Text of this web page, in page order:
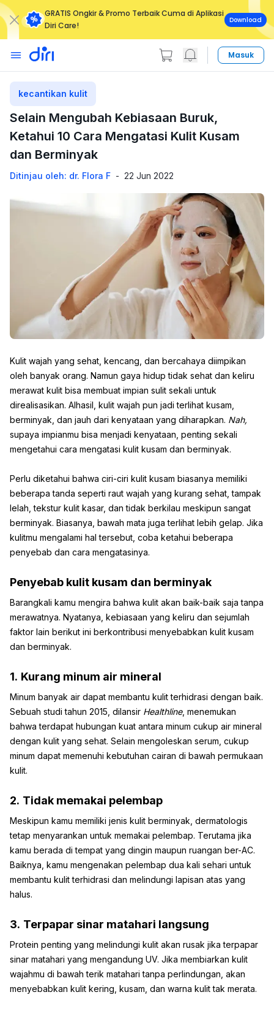
GRATIS Ongkir & Promo Terbaik Cuma di Aplikasi
Diri Care!
Download
Masuk
kecantikan kulit
Selain Mengubah Kebiasaan Buruk,
Ketahui 10 Cara Mengatasi Kulit Kusam
dan Berminyak
Ditinjau oleh: dr. Flora F - 22 Jun 2022
Kulit wajah yang sehat, kencang, dan bercahaya diimpikan
oleh banyak orang. Namun gaya hidup tidak sehat dan keliru
merawat kulit bisa membuat impian sulit sekali untuk
direalisasikan. Alhasil, kulit wajah pun jadi terlihat kusam,
berminyak, dan jauh dari kenyataan yang diharapkan. Nah,
supaya impianmu bisa menjadi kenyataan, penting sekali
mengetahui cara mengatasi kulit kusam dan berminyak.
Perlu diketahui bahwa ciri-ciri kulit kusam biasanya memiliki
beberapa tanda seperti raut wajah yang kurang sehat, tampak
lelah, tekstur kulit kasar, dan tidak berkilau meskipun sangat
berminyak. Biasanya, bawah mata juga terlihat lebih gelap. Jika
kulitmu mengalami hal tersebut, coba ketahui beberapa
penyebab dan cara mengatasinya.
Penyebab kulit kusam dan berminyak
Barangkali kamu mengira bahwa kulit akan baik-baik saja tanpa
merawatnya. Nyatanya, kebiasaan yang keliru dan sejumlah
faktor lain berikut ini berkontribusi menyebabkan kulit kusam
dan berminyak.
1. Kurang minum air mineral
Minum banyak air dapat membantu kulit terhidrasi dengan baik.
Sebuah studi tahun 2015, dilansir Healthline, menemukan
bahwa terdapat hubungan kuat antara minum cukup air mineral
dengan kulit yang sehat. Selain mengoleskan serum, cukup
minum dapat memenuhi kebutuhan cairan di bawah permukaan
kulit.
2. Tidak memakai pelembap
Meskipun kamu memiliki jenis kulit berminyak, dermatologis
tetap menyarankan untuk memakai pelembap. Terutama jika
kamu berada di tempat yang dingin maupun ruangan ber-AC.
Baiknya, kamu mengenakan pelembap dua kali sehari untuk
membantu kulit terhidrasi dan melindungi lapisan atas yang
halus.
3. Terpapar sinar matahari langsung
Protein penting yang melindungi kulit akan rusak jika terpapar
sinar matahari yang mengandung UV. Jika membiarkan kulit
wajahmu di bawah terik matahari tanpa perlindungan, akan
menyebabkan kulit kering, kusam, dan warna kulit tak merata.